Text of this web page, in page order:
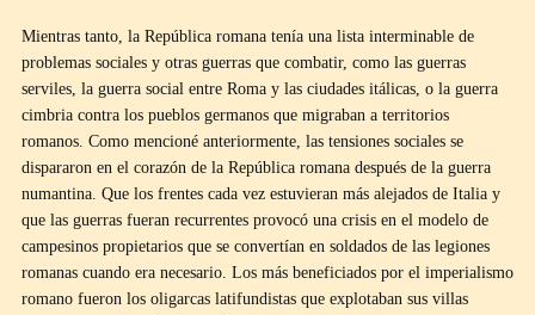
Mientras tanto, la República romana tenía una lista interminable de
problemas sociales y otras guerras que combatir, como las guerras
serviles, la guerra social entre Roma y las ciudades itálicas, o la guerra
cimbria contra los pueblos germanos que migraban a territorios
romanos. Como mencioné anteriormente, las tensiones sociales se
dispararon en el corazón de la República romana después de la guerra
numantina. Que los frentes cada vez estuvieran más alejados de Italia y
que las guerras fueran recurrentes provocó una crisis en el modelo de
campesinos propietarios que se convertían en soldados de las legiones
romanas cuando era necesario. Los más beneficiados por el imperialismo
romano fueron los oligarcas latifundistas que explotaban sus villas